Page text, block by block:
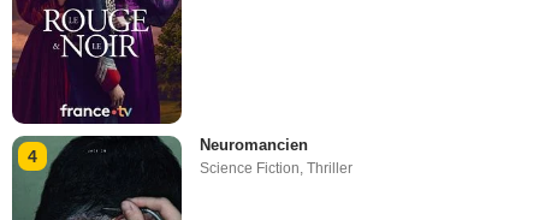
4
Neuromancien
Science Fiction,Thriller